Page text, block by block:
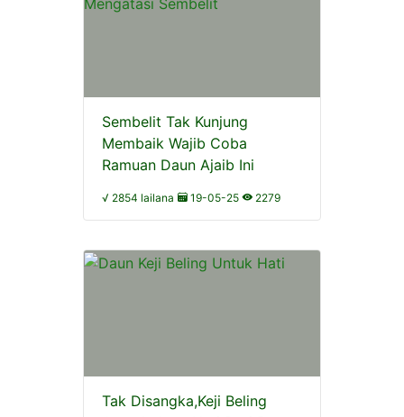
Sembelit Tak Kunjung
Membaik Wajib Coba
Ramuan Daun Ajaib Ini
√ 2854 lailana 19-05-25 2279
Tak Disangka,Keji Beling